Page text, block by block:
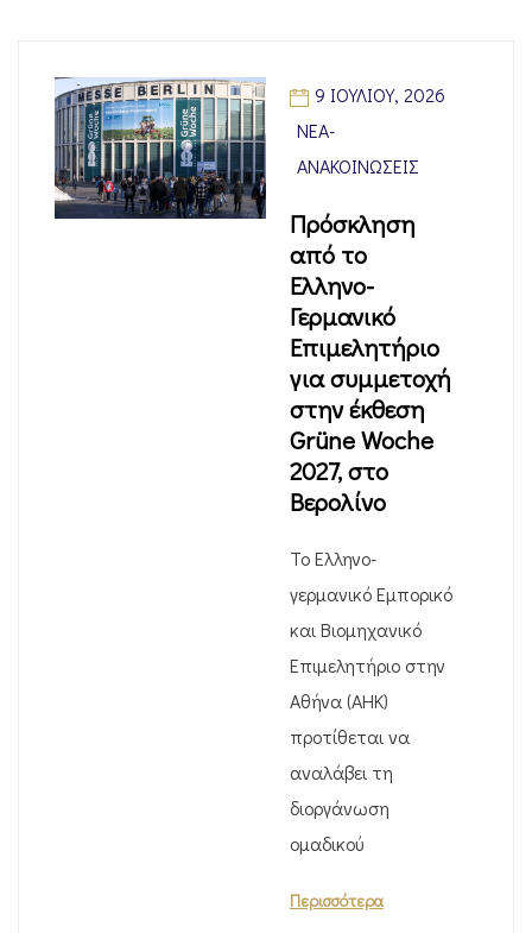
9 ΙΟΥΛΊΟΥ, 2026
ΝΈΑ-
ΑΝΑΚΟΙΝΏΣΕΙΣ
Πρόσκληση
από το
Ελληνο-
Γερμανικό
Επιμελητήριο
για συμμετοχή
στην έκθεση
Grüne Woche
2027, στο
Βερολίνο
Το Ελληνο-
γερμανικό Εμπορικό
και Βιομηχανικό
Επιμελητήριο στην
Αθήνα (ΑΗΚ)
προτίθεται να
αναλάβει τη
διοργάνωση
ομαδικού
Περισσότερα